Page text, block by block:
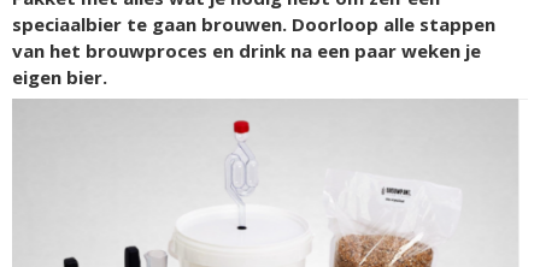
speciaalbier te gaan brouwen. Doorloop alle stappen
van het brouwproces en drink na een paar weken je
eigen bier.